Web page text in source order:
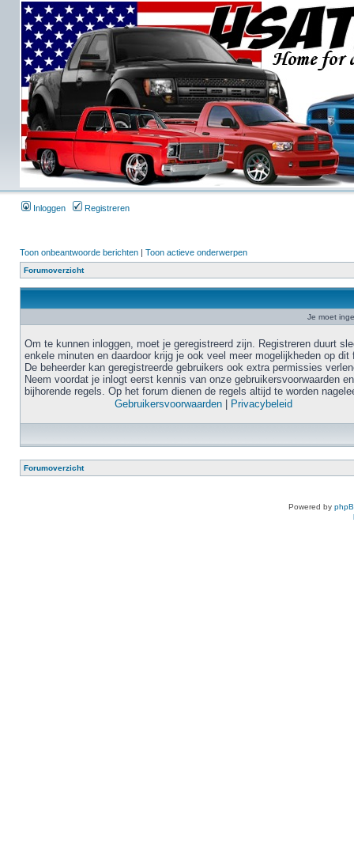
Inloggen Registreren
Toon onbeantwoorde berichten | Toon actieve onderwerpen
Forumoverzicht
Je moet
Om te kunnen inloggen, moet je geregistreerd zijn. Registreren duurt
enkele minuten en daardoor krijg je ook veel meer mogelijkheden op dit
De beheerder kan geregistreerde gebruikers ook extra permissies
Neem voordat je inlogt eerst kennis van onze gebruikersvoorwaarden en
bijhorende regels. Op het forum dienen de regels altijd te worden
Gebruikersvoorwaarden
Privacybeleid
Forumoverzicht
Powered by